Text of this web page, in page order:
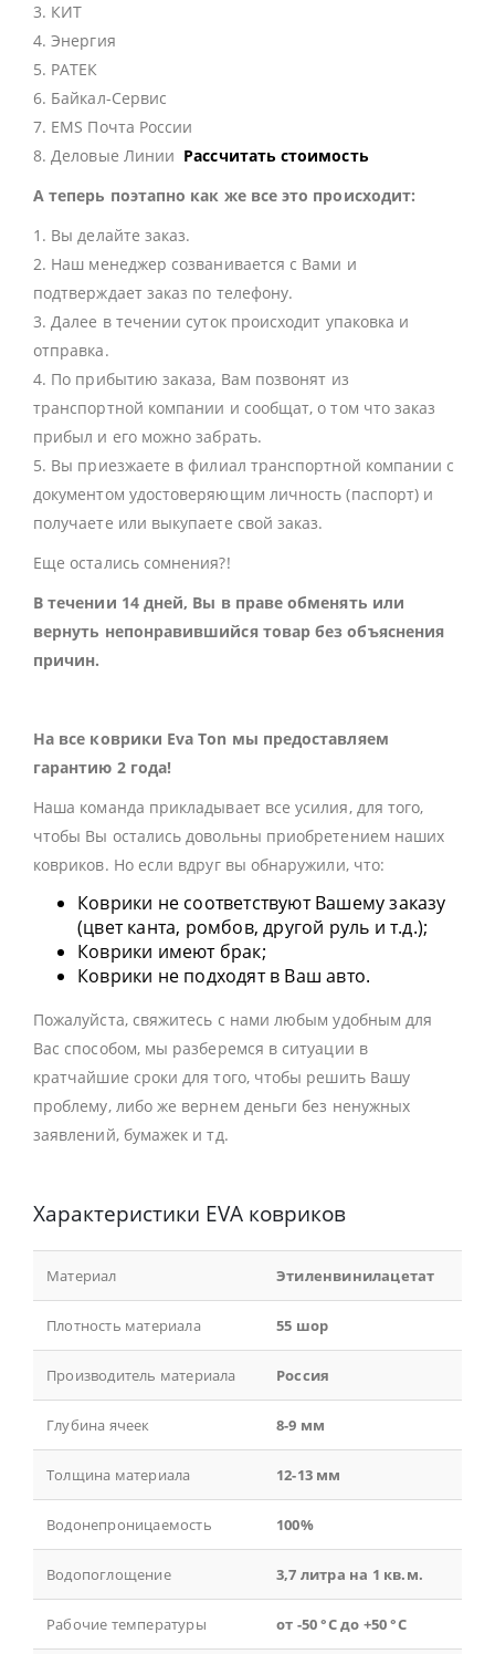
3. КИТ
4. Энергия
5. РАТЕК
6. Байкал-Сервис
7. EMS Почта России
8. Деловые Линии Рассчитать стоимость
А теперь поэтапно как же все это происходит:
1. Вы делайте заказ.
2. Наш менеджер созванивается с Вами и
подтверждает заказ по телефону.
3. Далее в течении суток происходит упаковка и
отправка.
4. По прибытию заказа, Вам позвонят из
транспортной компании и сообщат, о том что заказ
прибыл и его можно забрать.
5. Вы приезжаете в филиал транспортной компании с
документом удостоверяющим личность (паспорт) и
получаете или выкупаете свой заказ.
Еще остались сомнения?!
В течении 14 дней, Вы в праве обменять или
вернуть непонравившийся товар без объяснения
причин.
На все коврики Eva Ton мы предоставляем
гарантию 2 года!
Наша команда прикладывает все усилия, для того,
чтобы Вы остались довольны приобретением наших
ковриков. Но если вдруг вы обнаружили, что:
Коврики не соответствуют Вашему заказу
(цвет канта, ромбов, другой руль и т.д.);
Коврики имеют брак;
Коврики не подходят в Ваш авто.
Пожалуйста, свяжитесь с нами любым удобным для
Вас способом, мы разберемся в ситуации в
кратчайшие сроки для того, чтобы решить Вашу
проблему, либо же вернем деньги без ненужных
заявлений, бумажек и тд.
Характеристики EVA ковриков
Материал Этиленвинилацетат
Плотность материала 55 шор
Производитель материала Россия
Глубина ячеек 8-9 мм
Толщина материала 12-13 мм
Водонепроницаемость 100%
Водопоглощение 3,7 литра на 1 кв.м.
Рабочие температуры от -50 °С до +50 °С